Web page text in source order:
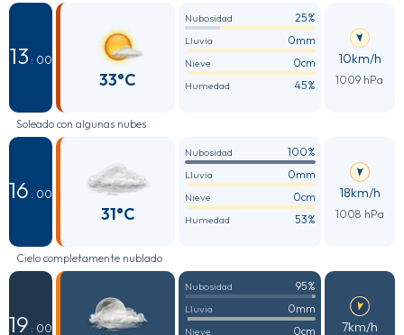
13 : 00
33°C
Nubosidad 25%
Lluvia 0mm
Nieve 0cm
Humedad 45%
10km/h
1009 hPa
Soleado con algunas nubes
16 : 00
31°C
Nubosidad 100%
Lluvia 0mm
Nieve 0cm
Humedad 53%
18km/h
1008 hPa
Cielo completamente nublado
19 : 00
Nubosidad 95%
Lluvia 0mm
Nieve 0cm 7km/h